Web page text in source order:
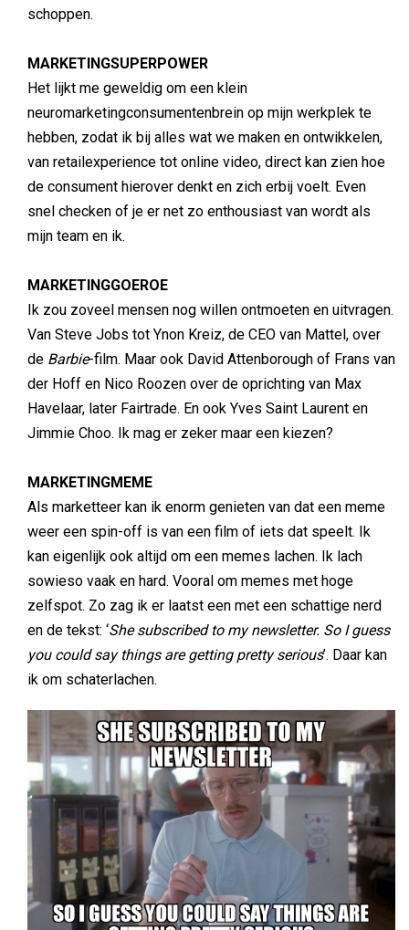
schoppen.
MARKETINGSUPERPOWER
Het lijkt me geweldig om een klein
neuromarketingconsumentenbrein op mijn werkplek te
hebben, zodat ik bij alles wat we maken en ontwikkelen,
van retailexperience tot online video, direct kan zien hoe
de consument hierover denkt en zich erbij voelt. Even
snel checken of je er net zo enthousiast van wordt als
mijn team en ik.
MARKETINGGOEROE
Ik zou zoveel mensen nog willen ontmoeten en uitvragen.
Van Steve Jobs tot Ynon Kreiz, de CEO van Mattel, over
de Barbie-film. Maar ook David Attenborough of Frans van
der Hoff en Nico Roozen over de oprichting van Max
Havelaar, later Fairtrade. En ook Yves Saint Laurent en
Jimmie Choo. Ik mag er zeker maar een kiezen?
MARKETINGMEME
Als marketteer kan ik enorm genieten van dat een meme
weer een spin-off is van een film of iets dat speelt. Ik
kan eigenlijk ook altijd om een memes lachen. Ik lach
sowieso vaak en hard. Vooral om memes met hoge
zelfspot. Zo zag ik er laatst een met een schattige nerd
en de tekst: ‘She subscribed to my newsletter. So I guess
you could say things are getting pretty serious’. Daar kan
ik om schaterlachen.